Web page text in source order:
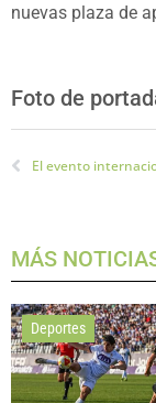
nuevas plaza de
Foto de
MÁS
Deportes